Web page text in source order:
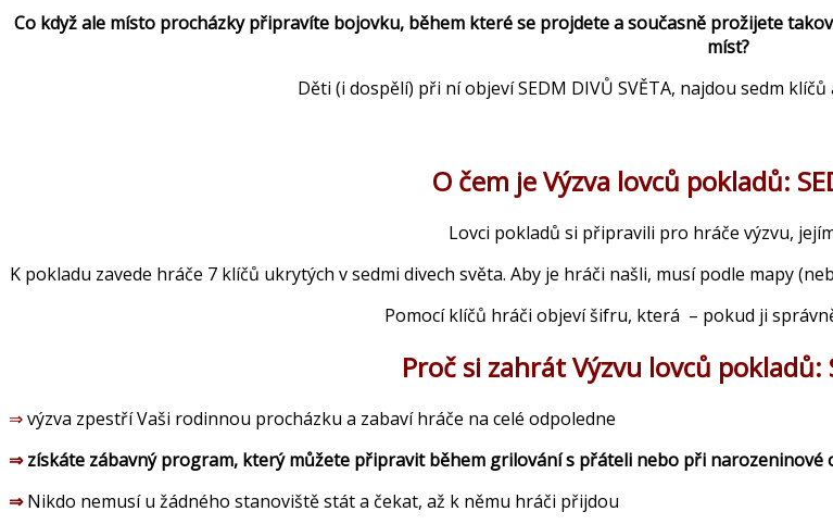
Co když ale místo procházky připravíte bojovku, během které se projdete a současně prožijete
míst?
Děti (i dospělí) při ní objeví SEDM DIVŮ SVĚTA, najdou sedm
O čem je Výzva lovců pokladů:
Lovci pokladů si připravili pro hráče výzvu,
K pokladu zavede hráče 7 klíčů ukrytých v sedmi divech světa. Aby je hráči našli, musí podle mapy
Pomocí klíčů hráči objeví šifru, která – pokud ji
Proč si zahrát Výzvu lovců pokladů:
⇒výzva zpestří Vaši rodinnou procházku a zabaví hráče na celé odpoledne
⇒ získáte zábavný program, který můžete připravit během grilování s přáteli nebo při narozeninové
⇒Nikdo nemusí u žádného stanoviště stát a čekat, až k němu hráči přijdou